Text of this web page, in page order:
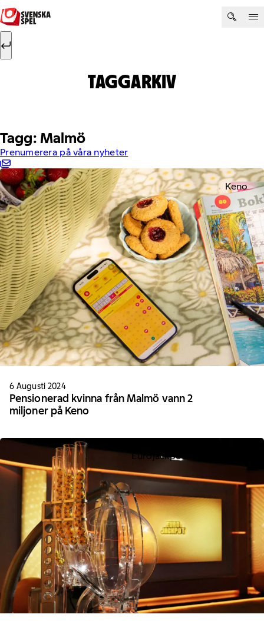
Hoppa till innehåll
Sök efter:
TAGGARKIV
Tagg: Malmö
Prenumerera på våra nyheter
Keno
6 Augusti 2024
Pensionerad kvinna från Malmö vann 2
miljoner på Keno
Eurojackpot